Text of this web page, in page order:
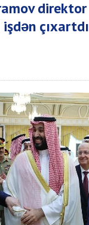
direktor
çıxartdı